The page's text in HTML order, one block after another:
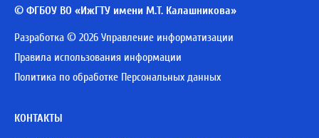
© ФГБОУ ВО «ИжГТУ имени М.Т. Калашникова»
Разработка © 2026 Управление информатизации
Правила использования информации
Политика по обработке Персональных данных
КОНТАКТЫ